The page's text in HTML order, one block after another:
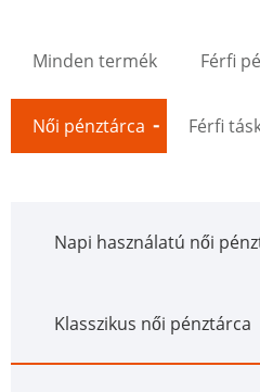
Minden termék Férfi
Női pénztárca Férfi
Napi használatú női
Klasszikus női pénztárca